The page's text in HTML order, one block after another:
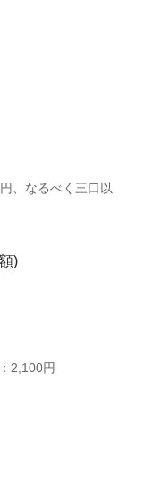
、なるべく三口以
)
2,100円